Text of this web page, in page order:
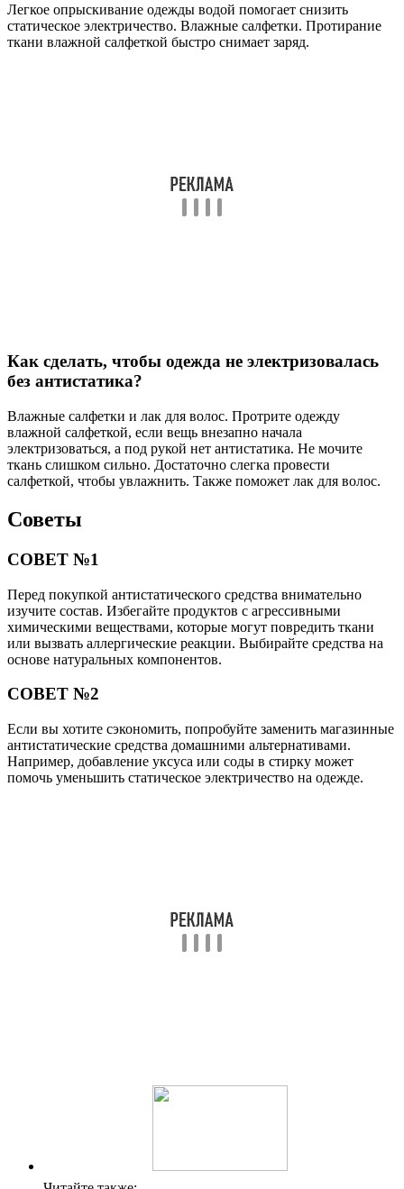
Легкое опрыскивание одежды водой помогает снизить
статическое электричество. Влажные салфетки. Протирание
ткани влажной салфеткой быстро снимает заряд.
Как сделать, чтобы одежда не электризовалась
без антистатика?
Влажные салфетки и лак для волос. Протрите одежду
влажной салфеткой, если вещь внезапно начала
электризоваться, а под рукой нет антистатика. Не мочите
ткань слишком сильно. Достаточно слегка провести
салфеткой, чтобы увлажнить. Также поможет лак для волос.
Советы
СОВЕТ №1
Перед покупкой антистатического средства внимательно
изучите состав. Избегайте продуктов с агрессивными
химическими веществами, которые могут повредить ткани
или вызвать аллергические реакции. Выбирайте средства на
основе натуральных компонентов.
СОВЕТ №2
Если вы хотите сэкономить, попробуйте заменить магазинные
антистатические средства домашними альтернативами.
Например, добавление уксуса или соды в стирку может
помочь уменьшить статическое электричество на одежде.